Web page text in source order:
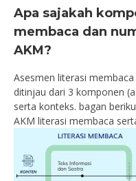
Apa sajakah
membaca dan
AKM?
Asesmen literasi
ditinjau dari 3 komponen
serta konteks. bagan
AKM literasi membaca